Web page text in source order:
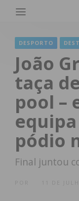
DESPORTO
João
taça
pool –
pódio
Final juntou